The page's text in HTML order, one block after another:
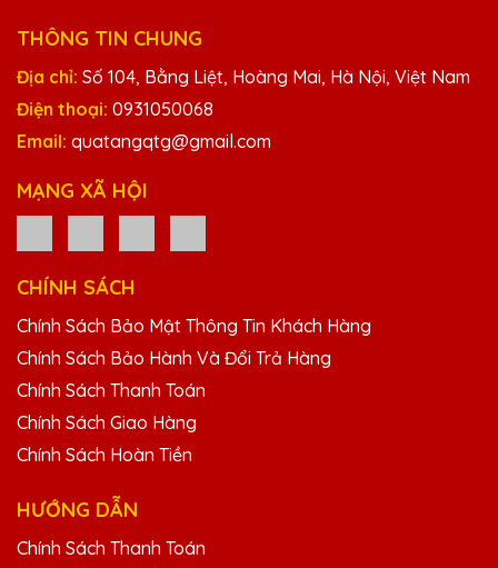
THÔNG TIN CHUNG
Địa chỉ: Số 104, Bằng Liệt, Hoàng Mai, Hà Nội, Việt Nam
Điện thoại: 0931050068
Email: quatangqtg@gmail.com
MẠNG XÃ HỘI
CHÍNH SÁCH
Chính Sách Bảo Mật Thông Tin Khách Hàng
Chính Sách Bảo Hành Và Đổi Trả Hàng
Chính Sách Thanh Toán
Chính Sách Giao Hàng
Chính Sách Hoàn Tiền
HƯỚNG DẪN
Chính Sách Thanh Toán